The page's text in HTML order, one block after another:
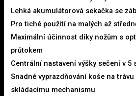
Lehká akumulátorová sekačka se
Pro tiché použití na malých až
Maximální účinnost díky nožům s
průtokem
Centrální nastavení výšky sečení v 5
Snadné vyprazdňování koše na
skládacímu mechanismu